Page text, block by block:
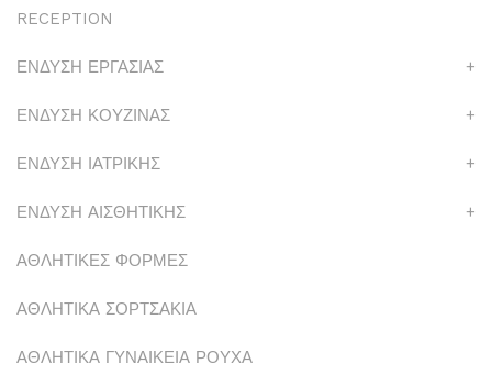
RECEPTION
ΕΝΔΥΣΗ ΕΡΓΑΣΙΑΣ +
ΕΝΔΥΣΗ ΚΟΥΖΙΝΑΣ +
ΕΝΔΥΣΗ ΙΑΤΡΙΚΗΣ +
ΕΝΔΥΣΗ ΑΙΣΘΗΤΙΚΗΣ +
ΑΘΛΗΤΙΚΕΣ ΦΟΡΜΕΣ
ΑΘΛΗΤΙΚΑ ΣΟΡΤΣΑΚΙΑ
ΑΘΛΗΤΙΚΑ ΓΥΝΑΙΚΕΙΑ ΡΟΥΧΑ